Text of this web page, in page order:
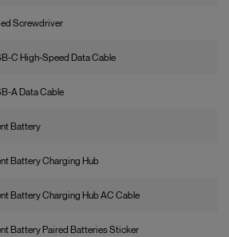
Screwdriver
C High-Speed Data Cable
A Data Cable
Battery
Battery Charging Hub
Battery Charging Hub AC Cable
Battery Paired Batteries Sticker